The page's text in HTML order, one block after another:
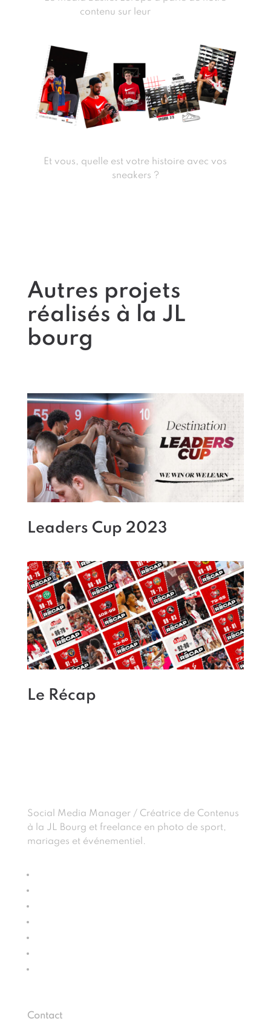
contenu sur leur
Et vous, quelle est votre histoire avec vos
sneakers ?
Autres projets
réalisés à la JL
bourg
Leaders Cup 2023
Le Récap
Social Media Manager / Créatrice de Contenus
à la JL Bourg et freelance en photo de sport,
mariages et événementiel.
Contact